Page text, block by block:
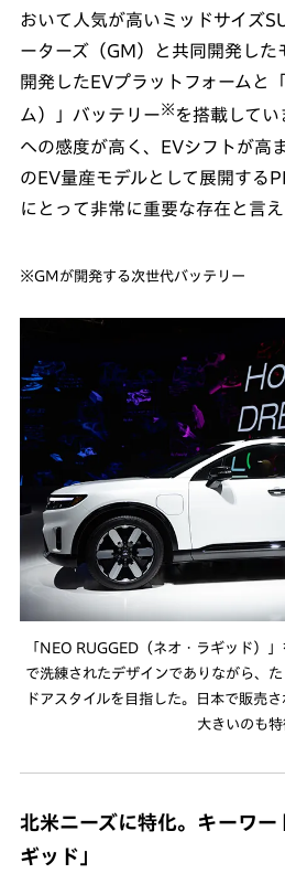
おいて人気が高いミッドサイズ
ーターズ（GM）と共同開発した
開発したEVプラットフォームと
ム）」バッテリー※ を搭載してい
への感度が高く、EVシフトが高
のEV量産モデルとして展開する
にとって非常に重要な存在と言え
※GMが開発する次世代バッテリー
「NEO RUGGED（ネオ・ラギッド）
で洗練されたデザインでありながら、
ドアスタイルを目指した。日本で販売
大きいのも特
北米ニーズに特化。キーワー
ギッド」